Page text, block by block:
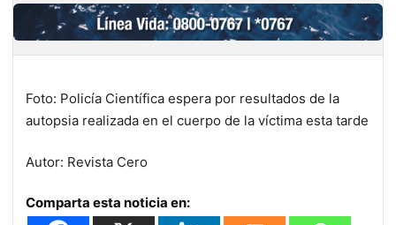
Foto: Policía Científica espera por resultados de la
autopsia realizada en el cuerpo de la víctima esta tarde
Autor: Revista Cero
Comparta esta noticia en: